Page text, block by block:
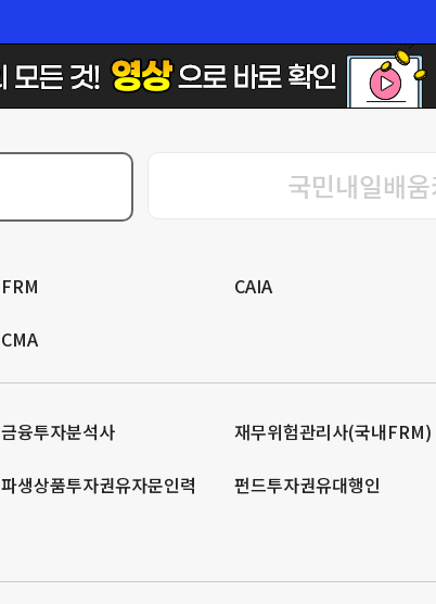
국민내일배
FRM CAIA
CMA
금융투자분석사 재무위험관리사(국내FRM)
파생상품투자권유자문인력 펀드투자권유대행인